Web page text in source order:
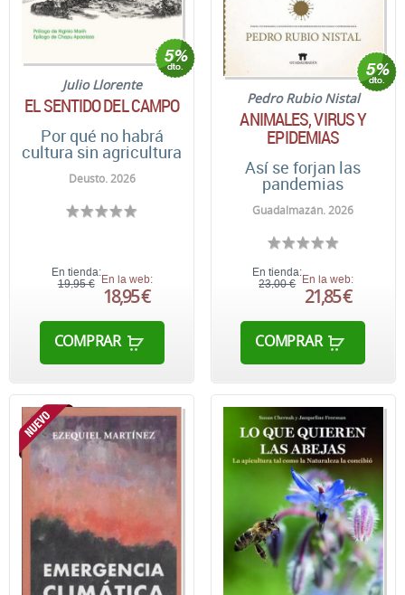
Julio Llorente
EL SENTIDO DEL CAMPO
Por qué no habrá
cultura sin agricultura
Deusto. 2026
En tienda:
19,95 € En la web:
18,95 €
COMPRAR
Pedro Rubio Nistal
ANIMALES, VIRUS Y
EPIDEMIAS
Así se forjan las
pandemias
Guadalmazán. 2026
En tienda:
23,00 €
En la web:
21,85 €
COMPRAR